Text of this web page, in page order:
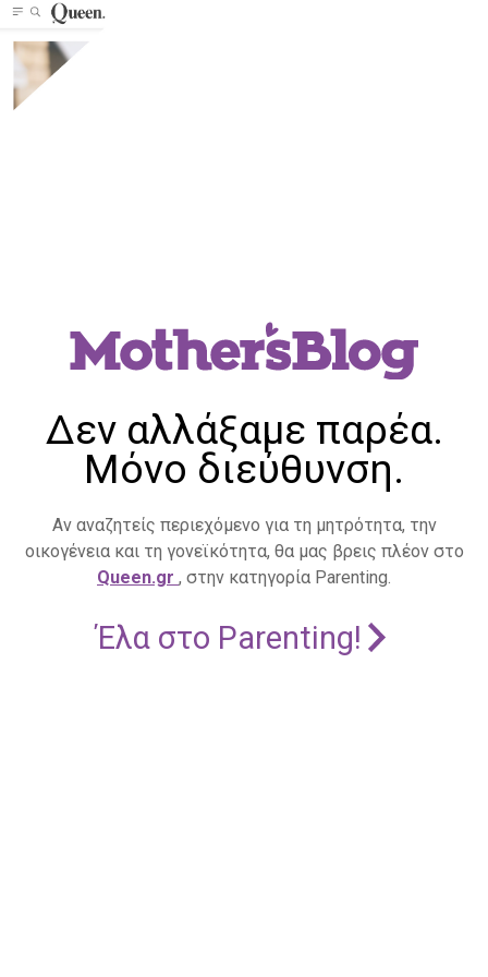
Δεν αλλάξαμε παρέα.
Μόνο διεύθυνση.
Αν αναζητείς περιεχόμενο για τη μητρότητα, την
οικογένεια και τη γονεϊκότητα, θα μας βρεις πλέον στο
Queen.gr , στην κατηγορία Parenting.
Έλα στο Parenting!